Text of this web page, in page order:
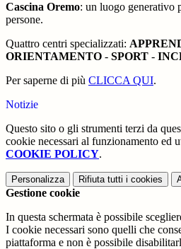
Cascina Oremo: un luogo generativo
persone.
Quattro centri specializzati:
ORIENTAMENTO - SPORT -
Per saperne di più CLICCA QUI.
Notizie
Questo sito o gli strumenti terzi da
cookie necessari al funzionamento ed
COOKIE POLICY.
Personalizza Rifiuta tutti i cookies
Gestione cookie
In questa schermata è possibile
I cookie necessari sono quelli che
piattaforma e non è possibile